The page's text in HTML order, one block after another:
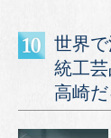
世界
統工
高崎